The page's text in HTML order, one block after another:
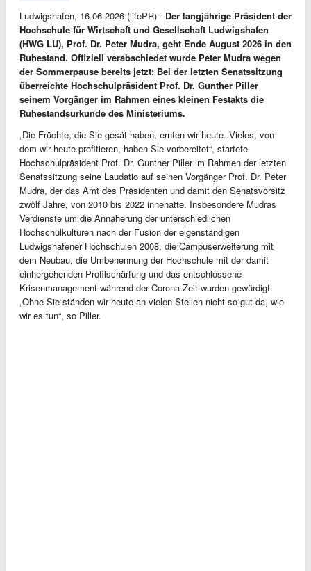
Ludwigshafen, 16.06.2026 (lifePR) - Der langjährige Präsident der
Hochschule für Wirtschaft und Gesellschaft Ludwigshafen
(HWG LU), Prof. Dr. Peter Mudra, geht Ende August 2026 in den
Ruhestand. Offiziell verabschiedet wurde Peter Mudra wegen
der Sommerpause bereits jetzt: Bei der letzten Senatssitzung
überreichte Hochschulpräsident Prof. Dr. Gunther Piller
seinem Vorgänger im Rahmen eines kleinen Festakts die
Ruhestandsurkunde des Ministeriums.
„Die Früchte, die Sie gesät haben, ernten wir heute. Vieles, von
dem wir heute profitieren, haben Sie vorbereitet“, startete
Hochschulpräsident Prof. Dr. Gunther Piller im Rahmen der letzten
Senatssitzung seine Laudatio auf seinen Vorgänger Prof. Dr. Peter
Mudra, der das Amt des Präsidenten und damit den Senatsvorsitz
zwölf Jahre, von 2010 bis 2022 innehatte. Insbesondere Mudras
Verdienste um die Annäherung der unterschiedlichen
Hochschulkulturen nach der Fusion der eigenständigen
Ludwigshafener Hochschulen 2008, die Campuserweiterung mit
dem Neubau, die Umbenennung der Hochschule mit der damit
einhergehenden Profilschärfung und das entschlossene
Krisenmanagement während der Corona-Zeit wurden gewürdigt.
„Ohne Sie ständen wir heute an vielen Stellen nicht so gut da, wie
wir es tun“, so Piller.